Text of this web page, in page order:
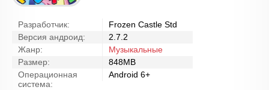
Разработчик:
Frozen Castle Std
Версия андроид:
2.7.2
Жанр:
Музыкальные
Размер:
848MB
Операционная
система:
Android 6+